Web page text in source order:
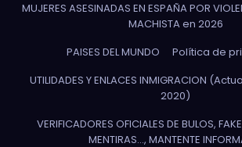
MUJERES ASESINADAS EN ESPAÑA POR
MACHISTA en 2026
PAISES DEL MUNDO
Política de
UTILIDADES Y ENLACES INMIGRACION
2020)
VERIFICADORES OFICIALES DE BULOS,
MENTIRAS…, MANTENTE